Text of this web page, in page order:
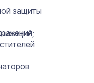
защиты